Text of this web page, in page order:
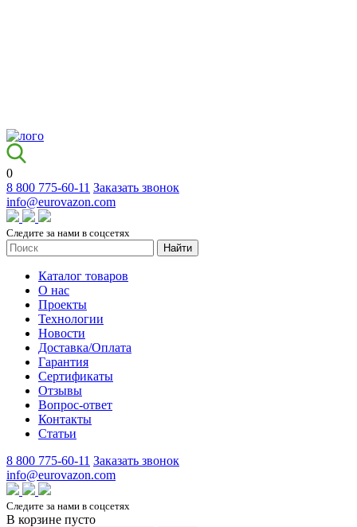
0
8 800 775-60-11 Заказать звонок
info@eurovazon.com
Следите за нами в соцсетях
Найти
Каталог товаров
О нас
Проекты
Технологии
Новости
Доставка/Оплата
Гарантия
Сертификаты
Отзывы
Вопрос-ответ
Контакты
Статьи
8 800 775-60-11 Заказать звонок
info@eurovazon.com
Следите за нами в соцсетях
В корзине пусто